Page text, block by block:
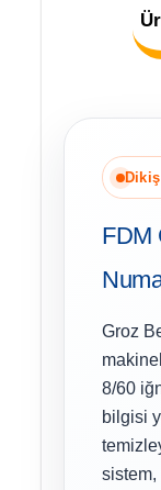
FDM
Groz
8/60
bilgisi
sistem,